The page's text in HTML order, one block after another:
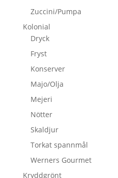
Zuccini/Pumpa
Kolonial
Dryck
Fryst
Konserver
Majo/Olja
Mejeri
Nötter
Skaldjur
Torkat spannmål
Werners Gourmet
Kryddgrönt